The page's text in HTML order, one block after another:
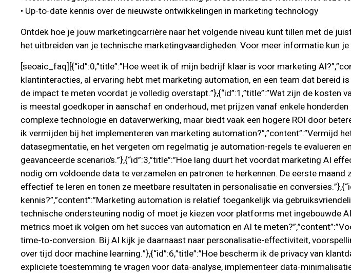
• Up-to-date kennis over de nieuwste ontwikkelingen in marketing technology
Ontdek hoe je jouw marketingcarrière naar het volgende niveau kunt tillen met de
het uitbreiden van je technische marketingvaardigheden. Voor meer informatie kun
[seoaic_faq][{“id”:0,”title”:”Hoe weet ik of mijn bedrijf klaar is voor marketing
klantinteracties, al ervaring hebt met marketing automation, en een team dat
de impact te meten voordat je volledig overstapt.”},{“id”:1,”title”:”Wat zijn de
is meestal goedkoper in aanschaf en onderhoud, met prijzen vanaf enkele
complexe technologie en dataverwerking, maar biedt vaak een hogere ROI door
ik vermijden bij het implementeren van marketing automation?”,”content”:”Vermijd
datasegmentatie, en het vergeten om regelmatig je automation-regels te evalueren
geavanceerde scenario’s.”},{“id”:3,”title”:”Hoe lang duurt het voordat marketing AI
nodig om voldoende data te verzamelen en patronen te herkennen. De eerste
effectief te leren en tonen ze meetbare resultaten in personalisatie en
kennis?”,”content”:”Marketing automation is relatief toegankelijk via
technische ondersteuning nodig of moet je kiezen voor platforms met ingebouwde
metrics moet ik volgen om het succes van automation en AI te
time-to-conversion. Bij AI kijk je daarnaast naar personalisatie-effectiviteit,
over tijd door machine learning.”},{“id”:6,”title”:”Hoe bescherm ik de privacy van
expliciete toestemming te vragen voor data-analyse, implementeer data-